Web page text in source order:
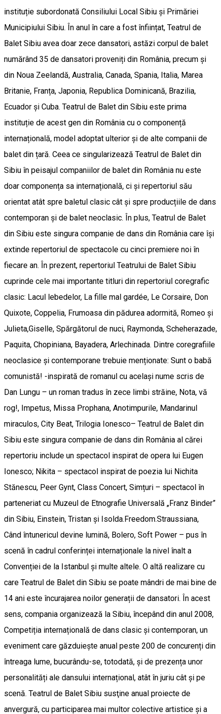
instituție subordonată Consiliului Local Sibiu și Primăriei
Municipiului Sibiu. În anul în care a fost înființat, Teatrul de
Balet Sibiu avea doar zece dansatori, astăzi corpul de balet
numărând 35 de dansatori proveniți din România, precum și
din Noua Zeelandă, Australia, Canada, Spania, Italia, Marea
Britanie, Franța, Japonia, Republica Dominicană, Brazilia,
Ecuador și Cuba. Teatrul de Balet din Sibiu este prima
instituție de acest gen din România cu o componență
internațională, model adoptat ulterior și de alte companii de
balet din țară. Ceea ce singularizează Teatrul de Balet din
Sibiu în peisajul companiilor de balet din România nu este
doar componența sa internațională, ci și repertoriul său
orientat atât spre baletul clasic cât și spre producțiile de dans
contemporan și de balet neoclasic. În plus, Teatrul de Balet
din Sibiu este singura companie de dans din România care își
extinde repertoriul de spectacole cu cinci premiere noi în
fiecare an. În prezent, repertoriul Teatrului de Balet Sibiu
cuprinde cele mai importante titluri din repertoriul coregrafic
clasic: Lacul lebedelor, La fille mal gardée, Le Corsaire, Don
Quixote, Coppelia, Frumoasa din pădurea adormită, Romeo și
Julieta,Giselle, Spărgătorul de nuci, Raymonda, Scheherazade,
Paquita, Chopiniana, Bayadera, Arlechinada. Dintre coregrafiile
neoclasice și contemporane trebuie menționate: Sunt o babă
comunistă! -inspirată de romanul cu același nume scris de
Dan Lungu – un roman tradus în zece limbi străine, Nota, vă
rog!, Impetus, Missa Prophana, Anotimpurile, Mandarinul
miraculos, City Beat, Trilogia Ionesco– Teatrul de Balet din
Sibiu este singura companie de dans din România al cărei
repertoriu include un spectacol inspirat de opera lui Eugen
Ionesco; Nikita – spectacol inspirat de poezia lui Nichita
Stănescu, Peer Gynt, Class Concert, Simțuri – spectacol în
parteneriat cu Muzeul de Etnografie Universală „Franz Binder”
din Sibiu, Einstein, Tristan și Isolda.Freedom.Straussiana,
Când întunericul devine lumină, Bolero, Soft Power – pus în
scenă în cadrul conferinței internaționale la nivel înalt a
Convenției de la Istanbul și multe altele. O altă realizare cu
care Teatrul de Balet din Sibiu se poate mândri de mai bine de
14 ani este încurajarea noilor generații de dansatori. În acest
sens, compania organizează la Sibiu, începând din anul 2008,
Competiția internațională de dans clasic și contemporan, un
eveniment care găzduiește anual peste 200 de concurenți din
întreaga lume, bucurându-se, totodată, și de prezența unor
personalități ale dansului internațional, atât în juriu cât și pe
scenă. Teatrul de Balet Sibiu susţine anual proiecte de
anvergură, cu participarea mai multor colective artistice şi a